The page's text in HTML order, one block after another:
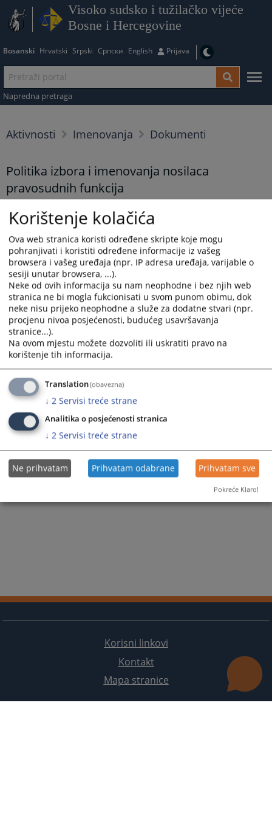
Visoko sudsko i tužilačko vijeće
Bosne i Hercegovine
Bosanski Hrvatski Srpski Српски English Prijava
Napredna pretraga
Aktivnosti Imenovanja Dokumenti
Politika izbora i imenovanja nosilaca
pravosudnih funkcija
Politika izbora i imenovanja nosilaca pravosudnih funkcija
Prikazana vijest je na: Bosanski jezik
525
Korisni linkovi
Kontakt
Mapa stranice
Korištenje kolačića
Ova web stranica koristi određene skripte koje mogu
pohranjivati i koristiti određene informacije iz vašeg
browsera i vašeg uređaja (npr. IP adresa uređaja, varijable o
sesiji unutar browsera, ...).
Neke od ovih informacija su nam neophodne i bez njih web
stranica ne bi mogla fukcionisati u svom punom obimu, dok
neke nisu prijeko neophodne a služe za dodatne stvari (npr.
procjenu nivoa posjećenosti, budućeg usavršavanja
stranice...).
Na ovom mjestu možete dozvoliti ili uskratiti pravo na
korištenje tih informacija.
Translation(obavezna)
↓ 2 Servisi treće strane
Analitika o posjećenosti stranica
↓ 2 Servisi treće strane
Ne prihvatam Prihvatam odabrane Prihvatam sve
Pokreće Klaro!